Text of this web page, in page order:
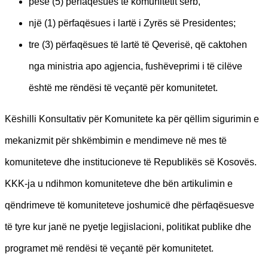
një (1) përfaqësues i lartë i Zyrës së Presidentes;
tre (3) përfaqësues të lartë të Qeverisë, që caktohen
nga ministria apo agjencia, fushëveprimi i të cilëve
është me rëndësi të veçantë për komunitetet.
Këshilli Konsultativ për Komunitete ka për qëllim sigurimin e
mekanizmit për shkëmbimin e mendimeve në mes të
komuniteteve dhe institucioneve të Republikës së Kosovës.
KKK-ja u ndihmon komuniteteve dhe bën artikulimin e
qëndrimeve të komuniteteve joshumicë dhe përfaqësuesve
të tyre kur janë ne pyetje legjislacioni, politikat publike dhe
programet më rendësi të veçantë për komunitetet.